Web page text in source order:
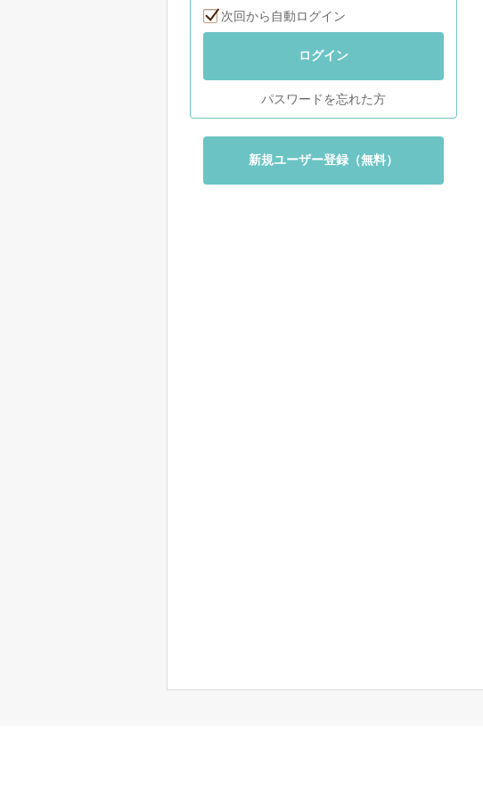
次回から自動ログイン
ログイン
パスワードを忘れた方
新規ユーザー登録（無料）